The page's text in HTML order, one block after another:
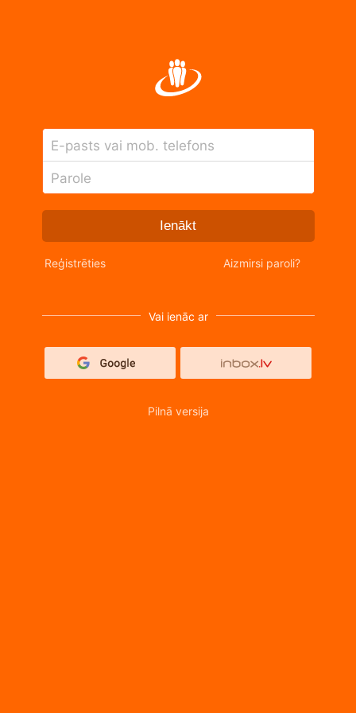
E-pasts vai mob. telefons
Parole
Ienākt
Reģistrēties Aizmirsi paroli?
Vai ienāc ar
Pilnā versija